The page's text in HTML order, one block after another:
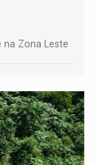
Zona Leste